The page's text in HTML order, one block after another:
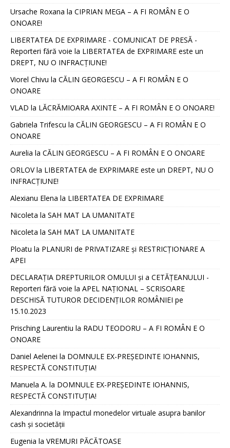
Ursache Roxana la CIPRIAN MEGA – A FI ROMÂN E O
ONOARE!
LIBERTATEA DE EXPRIMARE - COMUNICAT DE PRESĂ -
Reporteri fără voie la LIBERTATEA de EXPRIMARE este un
DREPT, NU O INFRACȚIUNE!
Viorel Chivu la CĂLIN GEORGESCU – A FI ROMÂN E O
ONOARE
VLAD la LĂCRĂMIOARA AXINTE – A FI ROMÂN E O ONOARE!
Gabriela Trifescu la CĂLIN GEORGESCU – A FI ROMÂN E O
ONOARE
Aurelia la CĂLIN GEORGESCU – A FI ROMÂN E O ONOARE
ORLOVla LIBERTATEA de EXPRIMARE este un DREPT, NU O
INFRACȚIUNE!
Alexianu Elena la LIBERTATEA DE EXPRIMARE
Nicoleta la SAH MAT LA UMANITATE
Nicoleta la SAH MAT LA UMANITATE
Ploatu la PLANURI de PRIVATIZARE și RESTRICȚIONARE A
APEI
DECLARAȚIA DREPTURILOR OMULUI și a CETĂȚEANULUI -
Reporteri fără voie la APEL NAȚIONAL – SCRISOARE
DESCHISĂ TUTUROR DECIDENȚILOR ROMÂNIEI pe
15.10.2023
Prisching Laurentiu la RADU TEODORU – A FI ROMÂN E O
ONOARE
Daniel Aelenei la DOMNULE EX-PREȘEDINTE IOHANNIS,
RESPECTĂ CONSTITUȚIA!
Manuela A. la DOMNULE EX-PREȘEDINTE IOHANNIS,
RESPECTĂ CONSTITUȚIA!
Alexandrinna la Impactul monedelor virtuale asupra banilor
cash și societății
Eugenia la VREMURI PĂCĂTOASE